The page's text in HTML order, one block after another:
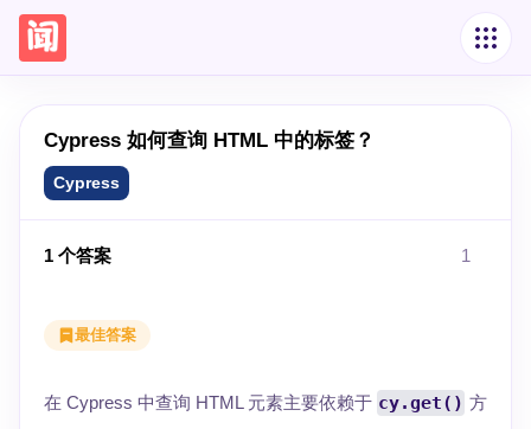
Cypress 如何查询 HTML 中的标签？
Cypress
1 个答案 1
最佳答案
在 Cypress 中查询 HTML 元素主要依赖于 cy.get() 方